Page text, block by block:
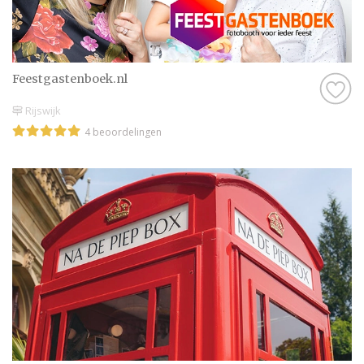
natuurlijk best wel belangrijk. Als je geen
goed gevoel hebt bij een professional, of het
klikt gewoon net even niet helemaal goed,
dan zijn er nog genoeg andere professionals
echt geen zorgen over te maken.
zoekmachine voor de leukste Photobooth in
Noordwijk, of kruip met een kop thee op de
bank en scroll door onze leuke inspiratie-
artikelen heen. Droom alvast weg bij de
prachtige foto’s en sfeerbeelden en denk je
in hoe geweldig jullie bruiloft wordt met
behulp van alle informatie op Trouwen.nl!
Wij wensen jullie alvast een geweldige tijd
toe!
Feestgastenboek.nl
Rijswijk
4 beoordelingen